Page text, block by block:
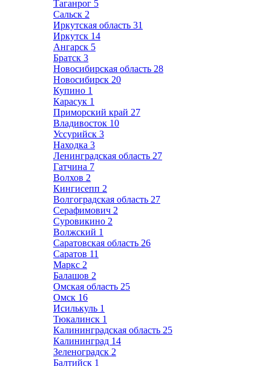
Таганрог 5
Сальск 2
Иркутская область 31
Иркутск 14
Ангарск 5
Братск 3
Новосибирская область 28
Новосибирск 20
Купино 1
Карасук 1
Приморский край 27
Владивосток 10
Уссурийск 3
Находка 3
Ленинградская область 27
Гатчина 7
Волхов 2
Кингисепп 2
Волгоградская область 27
Серафимович 2
Суровикино 2
Волжский 1
Саратовская область 26
Саратов 11
Маркс 2
Балашов 2
Омская область 25
Омск 16
Исилькуль 1
Тюкалинск 1
Калининградская область 25
Калининград 14
Зеленоградск 2
Балтийск 1